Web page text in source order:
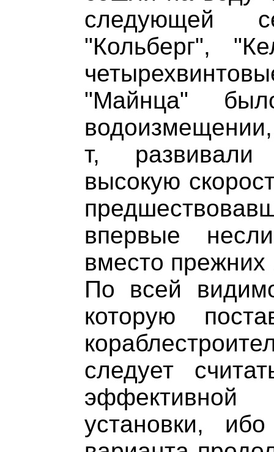
следующей
"Кольберг",
"Майнца"
т, развивали
высокую
впервые
вместо прежних
По всей
которую
следует
установки,